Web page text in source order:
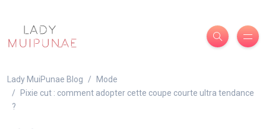
Lady MuiPunae Blog
Mode
Pixie cut : comment adopter cette coupe courte ultra tendance
?